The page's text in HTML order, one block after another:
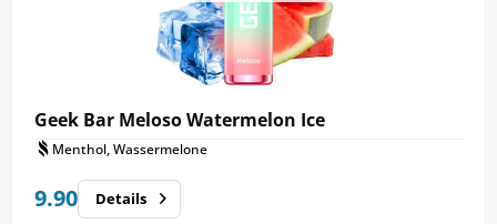
Geek Bar Meloso Watermelon Ice
Menthol, Wassermelone
9.90 Details